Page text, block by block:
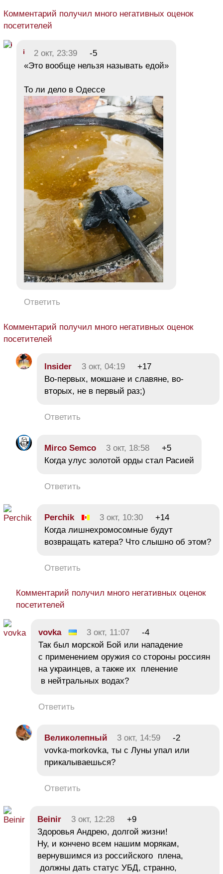
Комментарий получил много негативных оценок
посетителей
2 окт, 23:39
-5
«Это вообще нельзя называть едой»
То ли дело в Одессе
Ответить
Комментарий получил много негативных оценок
посетителей
Insider 3 окт, 04:19
+17
Во-первых, мокшане и славяне, во-
вторых, не в первый раз;)
Ответить
Mirco Semco 3 окт, 18:58
+5
Когда улус золотой орды стал Расией
Ответить
Perchik 3 окт, 10:30
+14
Когда лишнехромосомные будут
возвращать катера? Что слышно об этом?
Ответить
Комментарий получил много негативных оценок
посетителей
vovka 3 окт, 11:07
-4
Так был морской Бой или нападение
с применением оружия со стороны россиян
на украинцев, а также их пленение
в нейтральных водах?
Ответить
Великолепный 3 окт, 14:59
-2
vovka-morkovka, ты с Луны упал или
прикалываешься?
Ответить
Beinir 3 окт, 12:28
+9
Здоровья Андрею, долгой жизни!
Ну, и кончено всем нашим морякам,
вернувшимся из российского плена,
должны дать статус УБД, странно,